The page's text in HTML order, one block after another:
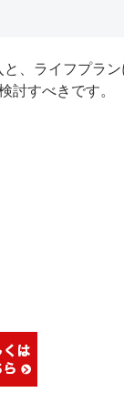
、ライフプラ
討すべきです。